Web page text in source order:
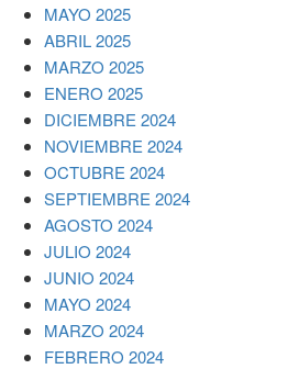
MAYO 2025
ABRIL 2025
MARZO 2025
ENERO 2025
DICIEMBRE 2024
NOVIEMBRE 2024
OCTUBRE 2024
SEPTIEMBRE 2024
AGOSTO 2024
JULIO 2024
JUNIO 2024
MAYO 2024
MARZO 2024
FEBRERO 2024